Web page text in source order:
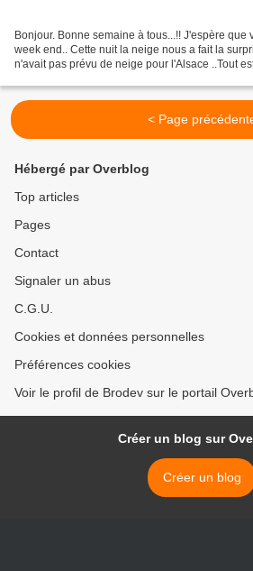
Bonjour. Bonne semaine à tous...!! J'espère que
week end.. Cette nuit la neige nous a fait la
n'avait pas prévu de neige pour l'Alsace ..Tout
< Page
Hébergé par Overblog
Top articles
Pages
Contact
Signaler un abus
C.G.U.
Cookies et données personnelles
Préférences cookies
Voir le profil de Brodev sur le portail
Créer un blog sur
Créer un blog